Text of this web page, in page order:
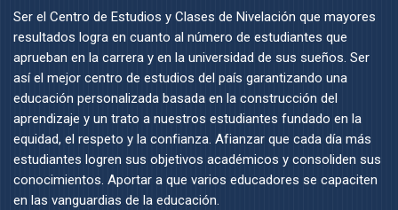
Ser el Centro de Estudios y Clases de Nivelación que mayores
resultados logra en cuanto al número de estudiantes que
aprueban en la carrera y en la universidad de sus sueños. Ser
así el mejor centro de estudios del país garantizando una
educación personalizada basada en la construcción del
aprendizaje y un trato a nuestros estudiantes fundado en la
equidad, el respeto y la confianza. Afianzar que cada día más
estudiantes logren sus objetivos académicos y consoliden sus
conocimientos. Aportar a que varios educadores se capaciten
en las vanguardias de la educación.